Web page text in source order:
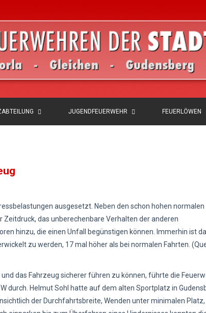
JUGENDFEUERWEHR FEUERLÖWEN
ausgesetzt. Neben den schon hohen normalen
das unberechenbare Verhalten der anderen
hinzu, die einen Unfall begünstigen können. Immerhin ist
zu werden, 17 mal höher als bei normalen Fahrten.
das Fahrzeug sicherer führen zu können, führte die
durch. Helmut Sohl hatte auf dem alten Sportplatz in
der Durchfahrtsbreite, Wenden unter minimalen Platz,